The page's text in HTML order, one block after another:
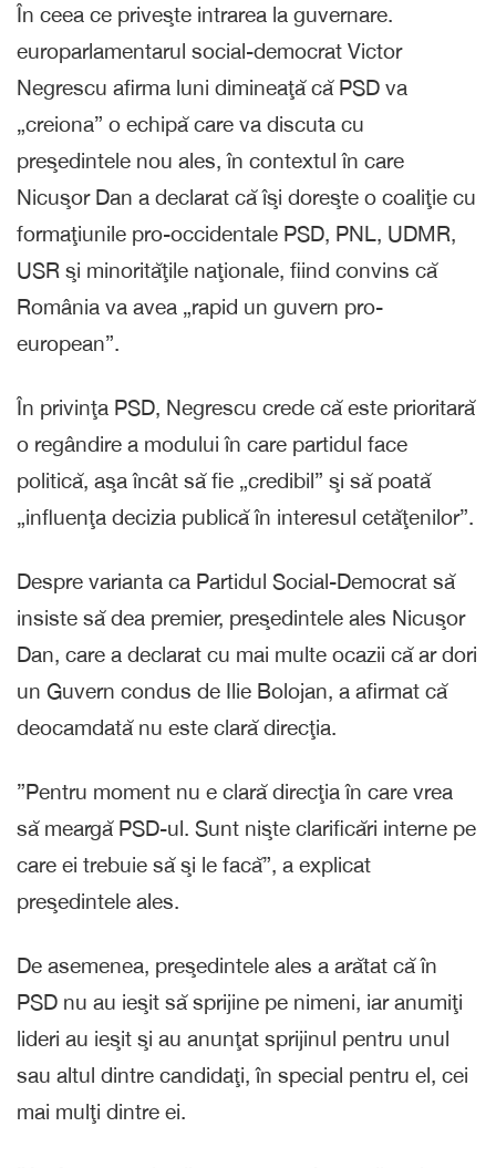
În ceea ce priveşte intrarea la guvernare.
europarlamentarul social-democrat Victor
Negrescu afirma luni dimineaţă că PSD va
„creiona” o echipă care va discuta cu
preşedintele nou ales, în contextul în care
Nicuşor Dan a declarat că îşi doreşte o coaliţie cu
formaţiunile pro-occidentale PSD, PNL, UDMR,
USR şi minorităţile naţionale, fiind convins că
România va avea „rapid un guvern pro-
european”.
În privinţa PSD, Negrescu crede că este prioritară
o regândire a modului în care partidul face
politică, aşa încât să fie „credibil” şi să poată
„influenţa decizia publică în interesul cetăţenilor”.
Despre varianta ca Partidul Social-Democrat să
insiste să dea premier, preşedintele ales Nicuşor
Dan, care a declarat cu mai multe ocazii că ar dori
un Guvern condus de Ilie Bolojan, a afirmat că
deocamdată nu este clară direcţia.
”Pentru moment nu e clară direcţia în care vrea
să meargă PSD-ul. Sunt nişte clarificări interne pe
care ei trebuie să şi le facă”, a explicat
preşedintele ales.
De asemenea, preşedintele ales a arătat că în
PSD nu au ieşit să sprijine pe nimeni, iar anumiţi
lideri au ieşit şi au anunţat sprijinul pentru unul
sau altul dintre candidaţi, în special pentru el, cei
mai mulţi dintre ei.